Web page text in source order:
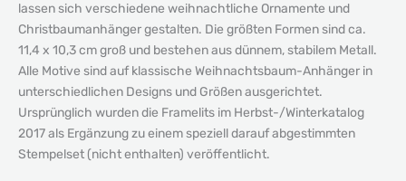
lassen sich verschiedene weihnachtliche Ornamente und
Christbaumanhänger gestalten. Die größten Formen sind ca.
11,4 x 10,3 cm groß und bestehen aus dünnem, stabilem Metall.
Alle Motive sind auf klassische Weihnachtsbaum-Anhänger in
unterschiedlichen Designs und Größen ausgerichtet.
Ursprünglich wurden die Framelits im Herbst-/Winterkatalog
2017 als Ergänzung zu einem speziell darauf abgestimmten
Stempelset (nicht enthalten) veröffentlicht.